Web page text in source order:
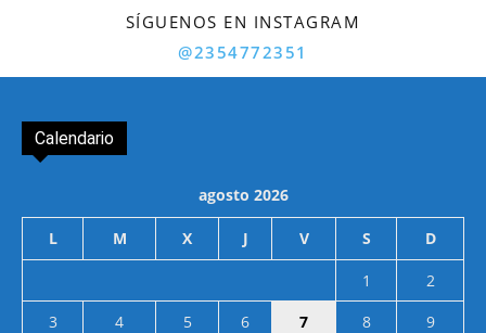
SÍGUENOS EN INSTAGRAM
@2354772351
Calendario
agosto 2026
L M X J V S D
1
2
3
4 5 6 7 8
9